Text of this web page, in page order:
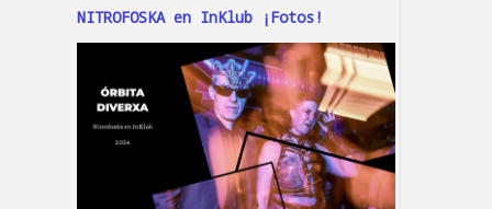
NITROFOSKA en InKlub ¡Fotos!